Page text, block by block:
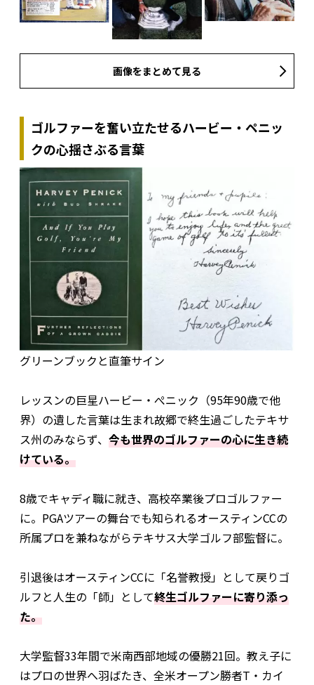
画像をまとめて見る
ゴルファーを奮い立たせるハービー・ペニッ
クの心揺さぶる言葉
グリーンブックと直筆サイン
レッスンの巨星ハービー・ぺニック（95年90歳で他
界）の遺した言葉は生まれ故郷で終生過ごしたテキサ
ス州のみならず、 今も世界のゴルファーの心に生き続
けている。
8歳でキャディ職に就き、高校卒業後プロゴルファー
に。PGAツアーの舞台でも知られるオースティンCCの
所属プロを兼ねながらテキサス大学ゴルフ部監督に。
引退後はオースティンCCに「名誉教授」として戻りゴ
ルフと人生の「師」として終生ゴルファーに寄り添っ
た。
大学監督33年間で米南西部地域の優勝21回。教え子に
はプロの世界へ羽ばたき、全米オープン勝者T・カイ